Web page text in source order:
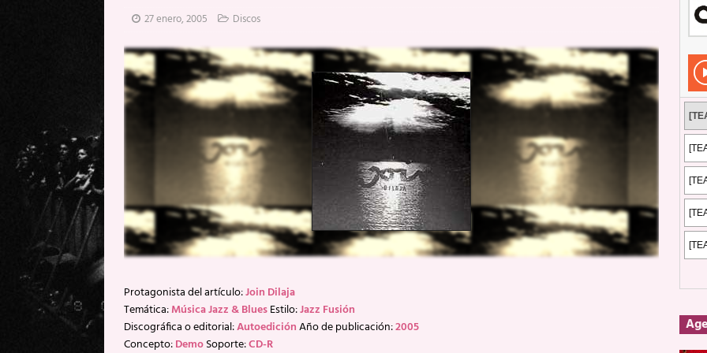
[ 20 mayo, 2026 ]
[ 17 mayo, 2026 ] Fito & Fitipaldis: 2 de mayo de 2026 en Fuengirola
FOTOS
[ 17 mayo, 2026 ] Fito & Fitipaldis: Su ‘aullido’ retumbó ferozmente en Fuengirola.
REPORTAJES
[ 5 agosto, 2026 ]
Florent Gorges: La historia de Nintendo Vol. 2 PUBLICACIONES
27 enero, 2005 Discos
Protagonista del artículo:Join Dilaja
Temática:Música Jazz & BluesEstilo:Jazz Fusión
Discográfica o editorial:AutoediciónAño de publicación:2005
Concepto:DemoSoporte:CD-R